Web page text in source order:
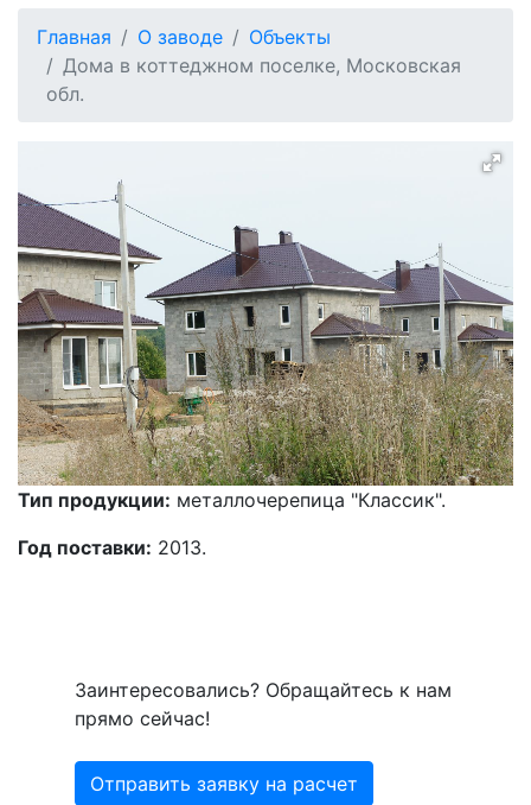
Главная О заводе
Объекты
Дома в коттеджном поселке, Московская
обл.
Тип продукции: металлочерепица "Классик".
Год поставки: 2013.
Заинтересовались? Обращайтесь к нам
прямо сейчас!
Отправить заявку на расчет